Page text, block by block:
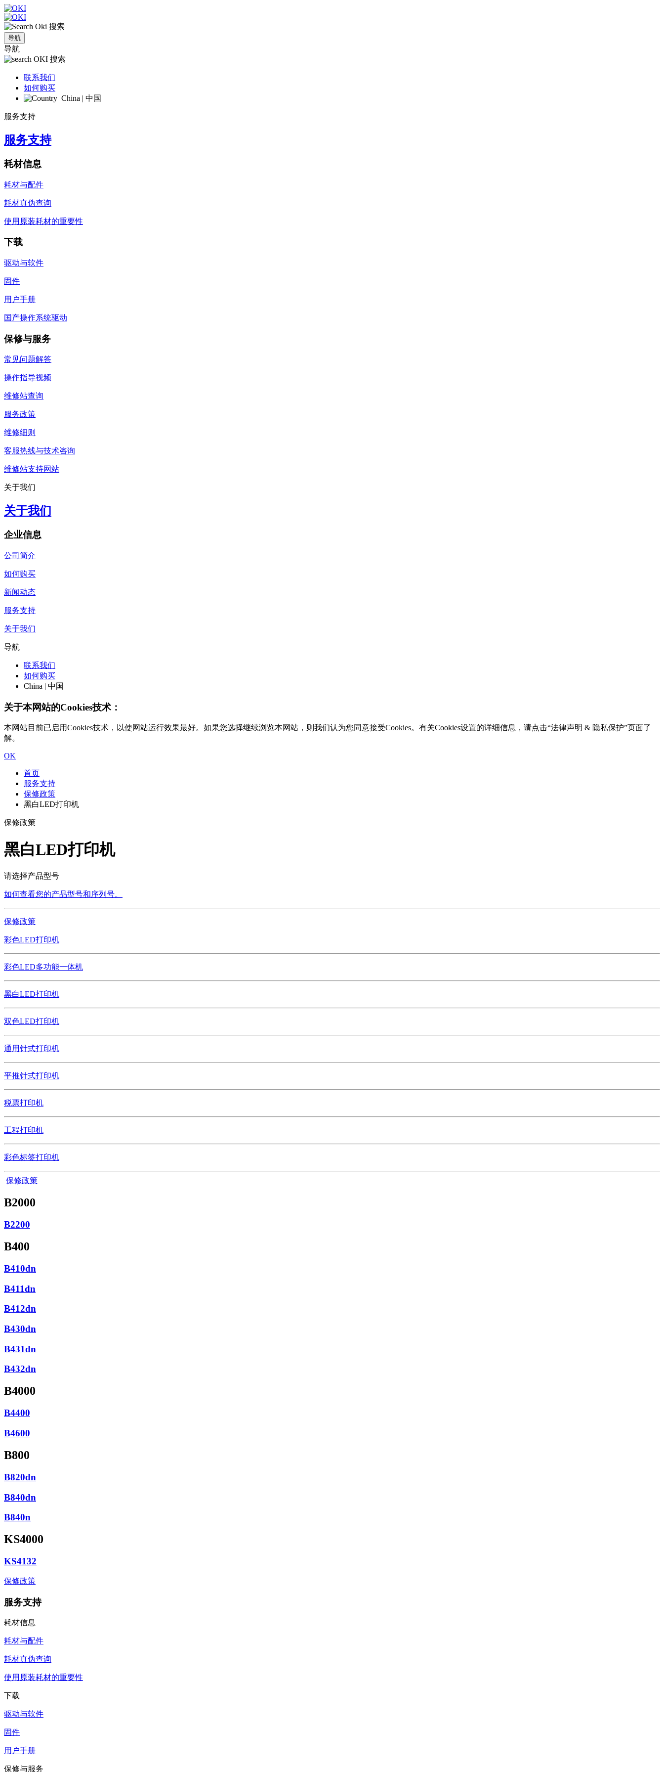
搜索
导航
导航
搜索
联系我们
如何购买
China | 中国
服务支持
服务支持
耗材信息
耗材与配件
耗材真伪查询
使用原装耗材的重要性
下载
驱动与软件
固件
用户手册
国产操作系统驱动
保修与服务
常见问题解答
操作指导视频
维修站查询
服务政策
维修细则
客服热线与技术咨询
维修站支持网站
关于我们
关于我们
企业信息
公司简介
如何购买
新闻动态
服务支持
关于我们
导航
联系我们
如何购买
China | 中国
关于本网站的Cookies技术：
本网站目前已启用Cookies技术，以使网站运行效果最好。如果您选择继续浏览本网站，则我们认为您同意接受Cookies。有关Cookies设置的详细信息，请点击“法律声明 & 隐私保护”页面了
解。
OK
首页
服务支持
保修政策
黑白LED打印机
保修政策
黑白LED打印机
请选择产品型号
如何查看您的产品型号和序列号。
保修政策
彩色LED打印机
彩色LED多功能一体机
黑白LED打印机
双色LED打印机
通用针式打印机
平推针式打印机
税票打印机
工程打印机
彩色标签打印机
保修政策
B2000
B2200
B400
B410dn
B411dn
B412dn
B430dn
B431dn
B432dn
B4000
B4400
B4600
B800
B820dn
B840dn
B840n
KS4000
KS4132
保修政策
服务支持
耗材信息
耗材与配件
耗材真伪查询
使用原装耗材的重要性
下载
驱动与软件
固件
用户手册
保修与服务